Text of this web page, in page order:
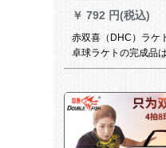
￥ 792 円(税込)
赤双喜（DHC）ラケ
卓球ラケトの完成品
す。初心者の暴レー
4006の両面にゴムが
ます。